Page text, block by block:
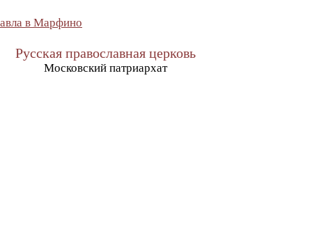
в Марфино
Русская православная церковь
Московский патриархат